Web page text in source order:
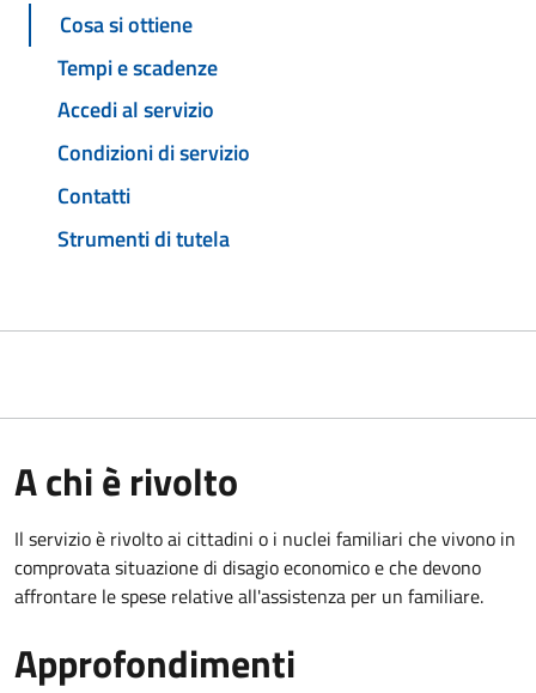
Cosa si ottiene
Tempi e scadenze
Accedi al servizio
Condizioni di servizio
Contatti
Strumenti di tutela
A chi è rivolto
Il servizio è rivolto ai cittadini o i nuclei familiari che vivono in
comprovata situazione di disagio economico e che devono
affrontare le spese relative all'assistenza per un familiare.
Approfondimenti